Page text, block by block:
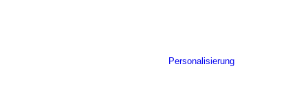
Personalisierung